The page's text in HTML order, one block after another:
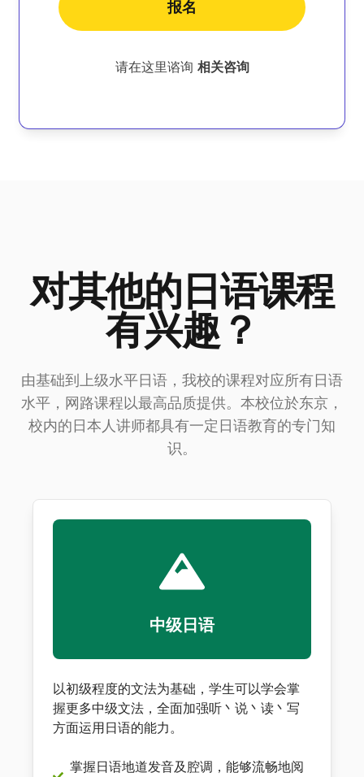
报名
请在这里谘询 相关咨询
对其他的日语课程
有兴趣？
由基础到上级水平日语，我校的课程对应所有日语
水平，网路课程以最高品质提供。本校位於东京，
校内的日本人讲师都具有一定日语教育的专门知
识。
中级日语
以初级程度的文法为基础，学生可以学会掌
握更多中级文法，全面加强听丶说丶读丶写
方面运用日语的能力。
掌握日语地道发音及腔调，能够流畅地阅